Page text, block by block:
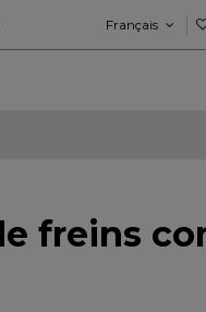
Français
freins